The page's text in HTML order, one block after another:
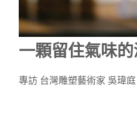
一顆留住氣味
專訪 台灣雕塑藝術家 吳瑋